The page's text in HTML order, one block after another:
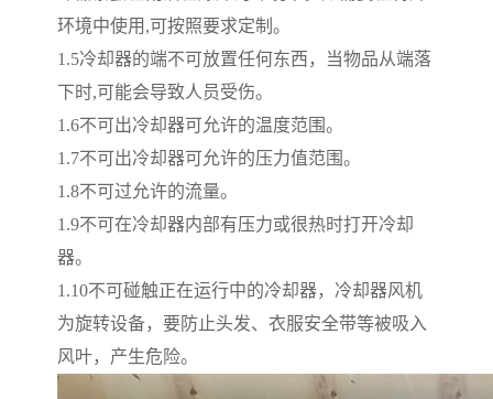
环境中使用 ,可按照要求定制。
1.5冷却器的端不可放置任何东西，当物品从端落
下时,可能会导致人员受伤。
1.6不可出冷却器可允许的温度范围。
1.7不可出冷却器可允许的压力值范围。
1.8不可过允许的流量。
1.9不可在冷却器内部有压力或很热时打开冷却
器。
1.10不可碰触正在运行中的冷却器，冷却器风机
为旋转设备，要防止头发、衣服安全带等被吸入
风叶，产生危险。